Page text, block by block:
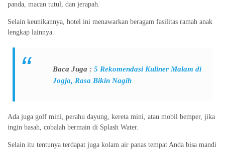
panda, macan tutul, dan jerapah.
Selain keunikannya, hotel ini menawarkan beragam fasilitas ramah anak
lengkap lainnya.
Baca Juga :5 Rekomendasi Kuliner Malam di
Jogja, Rasa Bikin Nagih
Ada juga golf mini, perahu dayung, kereta mini, atau mobil bemper, jika
ingin basah, cobalah bermain di Splash Water.
Selain itu tentunya terdapat juga kolam air panas tempat Anda bisa mandi